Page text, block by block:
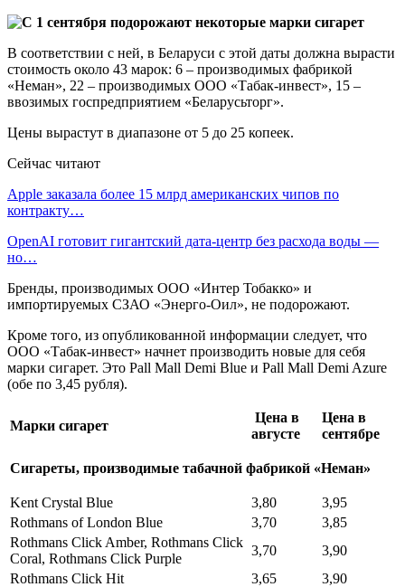
В соответствии с ней, в Беларуси с этой даты должна вырасти
стоимость около 43 марок: 6 – производимых фабрикой
«Неман», 22 – производимых ООО «Табак-инвест», 15 –
ввозимых госпредприятием «Беларусьторг».
Цены вырастут в диапазоне от 5 до 25 копеек.
Сейчас читают
Apple заказала более 15 млрд американских чипов по
контракту…
OpenAI готовит гигантский дата-центр без расхода воды —
но…
Бренды, производимых ООО «Интер Тобакко» и
импортируемых СЗАО «Энерго-Оил», не подорожают.
Кроме того, из опубликованной информации следует, что
ООО «Табак-инвест» начнет производить новые для себя
марки сигарет. Это Pall Mall Demi Blue и Pall Mall Demi Azure
(обе по 3,45 рубля).
Марки сигарет
Цена в
августе
Цена в
сентябре
Сигареты, производимые табачной фабрикой «Неман»
Kent Crystal Blue 3,80
3,95
Rothmans of London Blue
3,70
3,85
Rothmans Click Amber, Rothmans Click
Coral, Rothmans Click Purple
3,70
3,90
Rothmans Click Hit
3,65 3,90